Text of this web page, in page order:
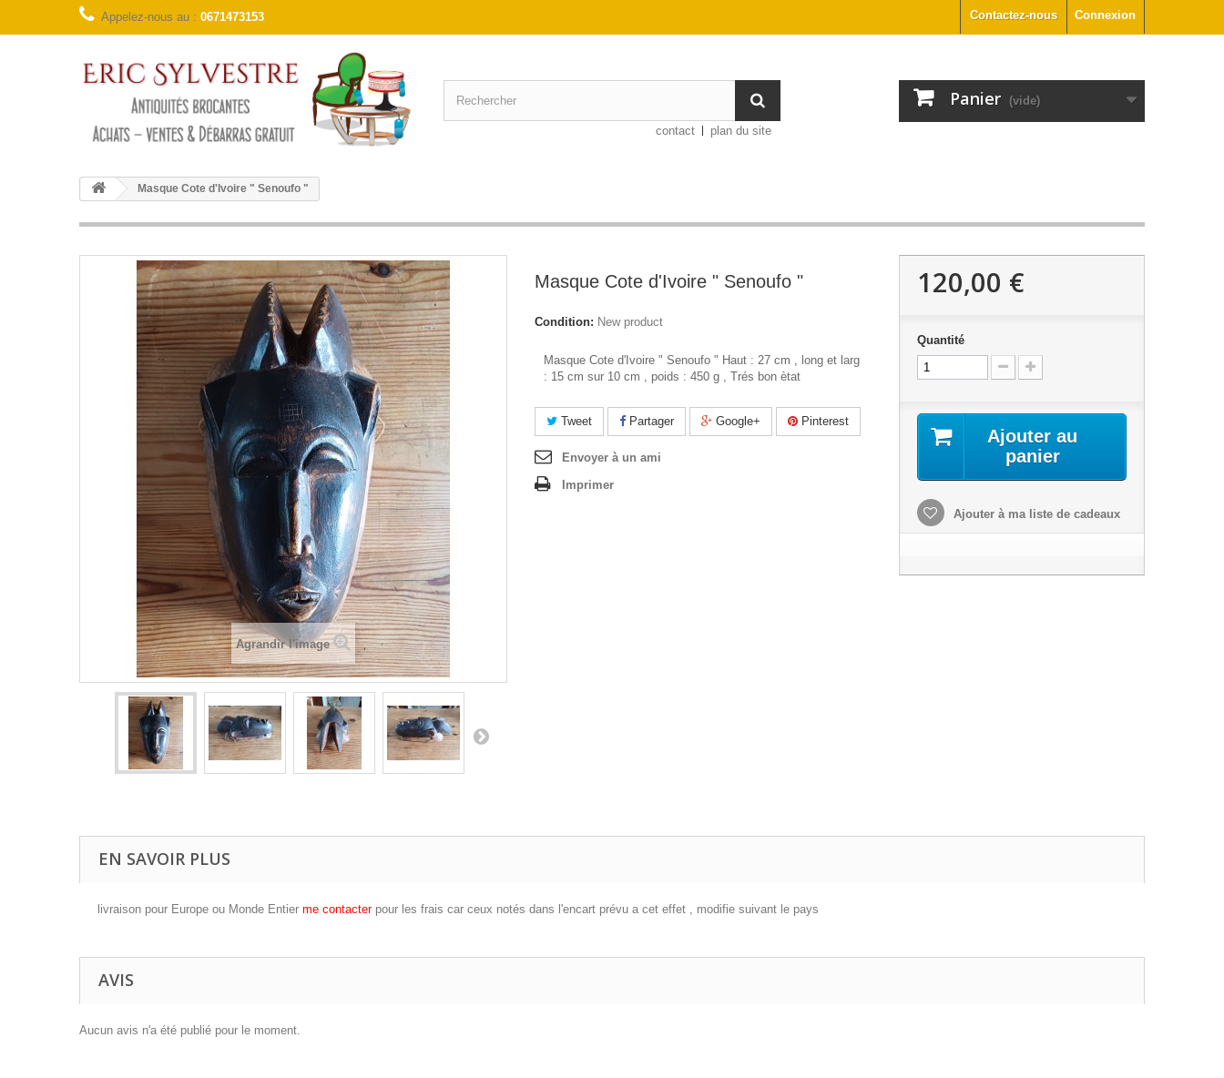
Connexion
Contactez-nous
Appelez-nous au : 0671473153
Panier (vide)
contact plan du site
Masque Cote d'Ivoire " Senoufo "
Agrandir l'image
Masque Cote d'Ivoire " Senoufo "
Condition: New product
Masque Cote d'Ivoire " Senoufo " Haut : 27 cm , long et larg
: 15 cm sur 10 cm , poids : 450 g , Trés bon ètat
Tweet Partager Google+ Pinterest
Envoyer à un ami
Imprimer
120,00 €
Quantité
Ajouter au
panier
Ajouter à ma liste de cadeaux
EN SAVOIR PLUS
livraison pour Europe ou Monde Entier me contacter pour les frais car ceux notés dans l'encart prévu a cet effet , modifie suivant le pays
AVIS
Aucun avis n'a été publié pour le moment.